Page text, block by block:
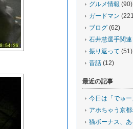
グルメ情報 (90)
ガードマン
ブログ (62)
石井慧選手関連
振り返って (51)
昔話 (12)
最近の記事
今日は「でゅー
アホちゃう京都
猫ボーナス、